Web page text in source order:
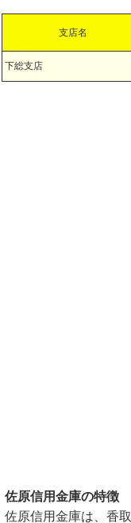
支店名
下総支店
佐原信用金庫の特徴
佐原信用金庫は、香